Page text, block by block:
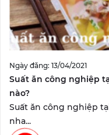
Ngày đăng: 13/04/2021
Suất ăn công nghiệp
nào?
Suất ăn công nghiệp
nha...